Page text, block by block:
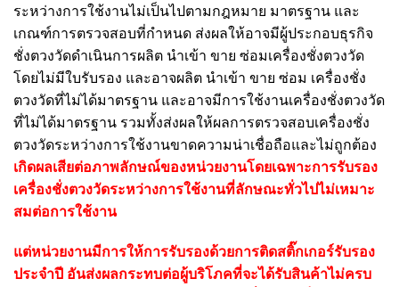
ระหว่างการใช้งานไม่เป็นไปตามกฎหมาย มาตรฐาน และ
เกณฑ์การตรวจสอบที่กำหนด ส่งผลให้อาจมีผู้ประกอบธุรกิจ
ชั่งตวงวัดดำเนินการผลิต นำเข้า ขาย ซ่อมเครื่องชั่งตวงวัด
โดยไม่มีใบรับรอง และอาจผลิต นำเข้า ขาย ซ่อม เครื่องชั่ง
ตวงวัดที่ไม่ได้มาตรฐาน และอาจมีการใช้งานเครื่องชั่งตวงวัด
ที่ไม่ได้มาตรฐาน รวมทั้งส่งผลให้ผลการตรวจสอบเครื่องชั่ง
ตวงวัดระหว่างการใช้งานขาดความน่าเชื่อถือและไม่ถูกต้อง
เกิดผลเสียต่อภาพลักษณ์ของหน่วยงานโดยเฉพาะการรับรอง
เครื่องชั่งตวงวัดระหว่างการใช้งานที่ลักษณะทั่วไปไม่เหมาะ
สมต่อการใช้งาน
แต่หน่วยงานมีการให้การรับรองด้วยการติดสติ๊กเกอร์รับรอง
ประจำปี อันส่งผลกระทบต่อผู้บริโภคที่จะได้รับสินค้าไม่ครบ